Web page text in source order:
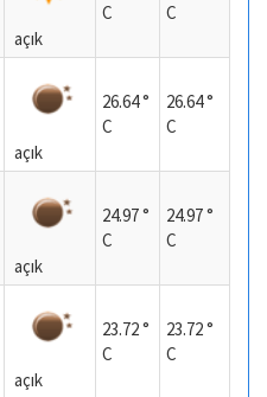
açık
C
C
açık
26.64 °
C
26.64 °
C
açık
24.97 °
C
24.97 °
C
açık
23.72 °
C
23.72 °
C